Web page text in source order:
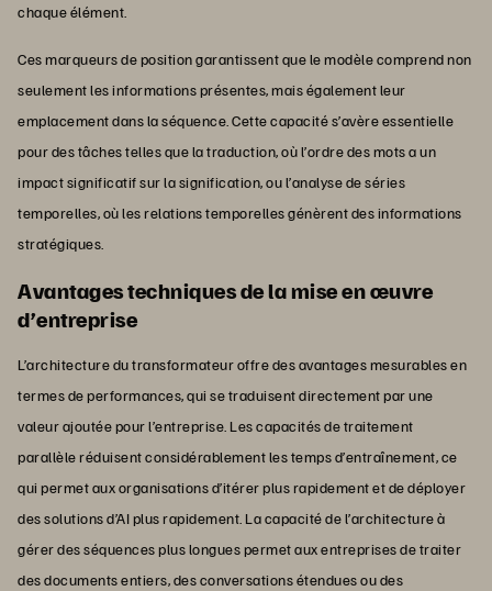
chaque élément.
Ces marqueurs de position garantissent que le modèle comprend non
seulement les informations présentes, mais également leur
emplacement dans la séquence. Cette capacité s’avère essentielle
pour des tâches telles que la traduction, où l’ordre des mots a un
impact significatif sur la signification, ou l’analyse de séries
temporelles, où les relations temporelles génèrent des informations
stratégiques.
Avantages techniques de la mise en œuvre
d’entreprise
L’architecture du transformateur offre des avantages mesurables en
termes de performances, qui se traduisent directement par une
valeur ajoutée pour l’entreprise. Les capacités de traitement
parallèle réduisent considérablement les temps d’entraînement, ce
qui permet aux organisations d’itérer plus rapidement et de déployer
des solutions d’AI plus rapidement. La capacité de l’architecture à
gérer des séquences plus longues permet aux entreprises de traiter
des documents entiers, des conversations étendues ou des